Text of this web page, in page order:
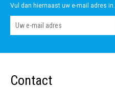
Vul dan hiernaast uw e-mail adres in.
Contact